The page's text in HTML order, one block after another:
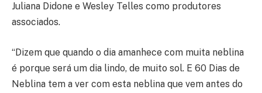
Juliana Didone e Wesley Telles como produtores
associados.
“Dizem que quando o dia amanhece com muita neblina
é porque será um dia lindo, de muito sol. E 60 Dias de
Neblina tem a ver com esta neblina que vem antes do